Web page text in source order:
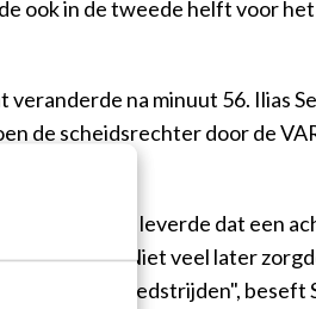
ook in de tweede helft voor
na minuut 56. Ilias
de scheidsrechter door de
In minuut 75 leverde dat een
Niet veel later
in zulke wedstrijden", beseft